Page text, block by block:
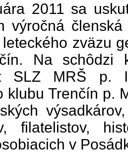
2011 sa
výročná
zväzu
Na schôdzi
SLZ MRŠ p.
klubu Trenčín p.
filatelistov,
v